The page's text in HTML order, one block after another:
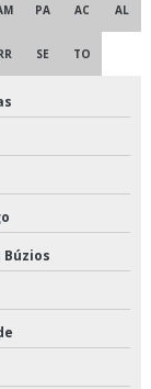
PA AC AL
SE TO